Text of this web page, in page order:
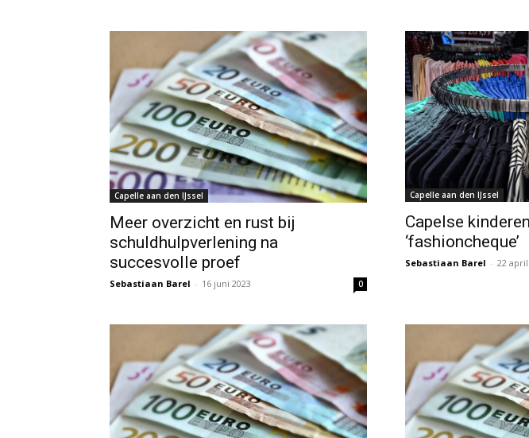
Capelle aan den IJssel
Meer overzicht en rust bij
schuldhulpverlening na
succesvolle proef
Sebastiaan Barel - 16 juni 2023 0
Capelle aan den IJssel
Capelse
‘fashioncheque’
Sebastiaan Barel - 22 april